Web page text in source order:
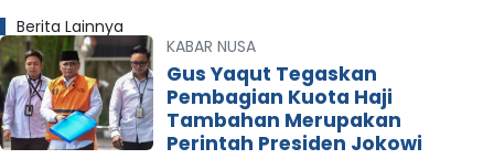
Berita Lainnya
KABAR NUSA
Gus Yaqut Tegaskan
Pembagian Kuota Haji
Tambahan Merupakan
Perintah Presiden Jokowi